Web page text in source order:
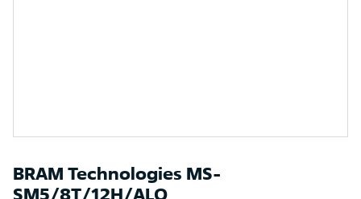
BRAM Technologies MS-
SM5/8T/12H/ALO